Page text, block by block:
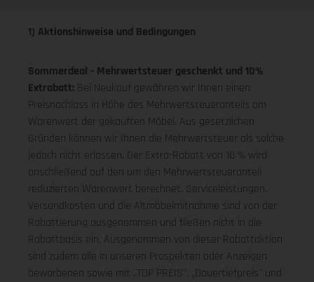
1) Aktionshinweise und Bedingungen
Sommerdeal - Mehrwertsteuer geschenkt und 10%
Extrabatt: Bei Neukauf gewähren wir Ihnen einen
Preisnachlass in Höhe des Mehrwertsteueranteils am
Warenwert der gekauften Möbel. Aus gesetzlichen
Gründen können wir Ihnen die Mehrwertsteuer als solche
jedoch nicht erlassen. Der Extra-Rabatt von 10 % wird
anschließend auf den um den Mehrwertsteueranteil
reduzierten Warenwert berechnet. Serviceleistungen,
Versandkosten und die Altmöbelmitnahme sind von der
Rabattierung ausgenommen und fließen nicht in die
Rabattbasis ein. Ausgenommen von dieser Rabattaktion
sind zudem alle in unseren Prospekten oder Anzeigen
beworbenen sowie mit „TOP PREIS", „Dauertiefpreis" und